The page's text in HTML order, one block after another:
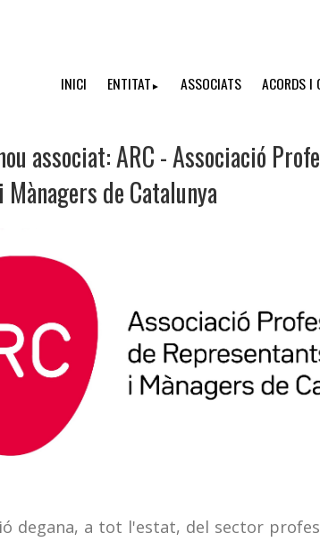
INICI ENTITAT ► ASSOCIATS ACORDS I
associat: ARC - Associació
de Catalunya
degana, a tot l'estat, del sector